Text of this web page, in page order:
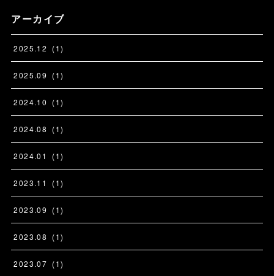
アーカイブ
2025.12 (1)
2025.09 (1)
2024.10 (1)
2024.08 (1)
2024.01 (1)
2023.11 (1)
2023.09 (1)
2023.08 (1)
2023.07 (1)